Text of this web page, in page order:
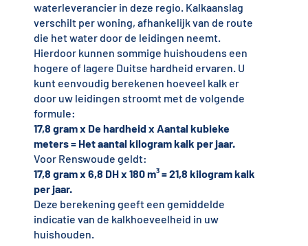
waterleverancier in deze regio. Kalkaanslag
verschilt per woning, afhankelijk van de route
die het water door de leidingen neemt.
Hierdoor kunnen sommige huishoudens een
hogere of lagere Duitse hardheid ervaren. U
kunt eenvoudig berekenen hoeveel kalk er
door uw leidingen stroomt met de volgende
formule:
17,8 gram x De hardheid x Aantal kubieke
meters = Het aantal kilogram kalk per jaar.
Voor Renswoude geldt:
17,8 gram x 6,8 DH x 180 m³ = 21,8 kilogram kalk
per jaar.
Deze berekening geeft een gemiddelde
indicatie van de kalkhoeveelheid in uw
huishouden.